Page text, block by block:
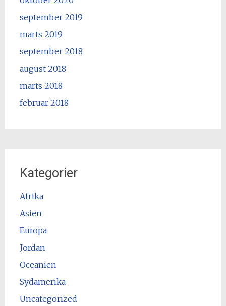
september 2019
marts 2019
september 2018
august 2018
marts 2018
februar 2018
Kategorier
Afrika
Asien
Europa
Jordan
Oceanien
Sydamerika
Uncategorized